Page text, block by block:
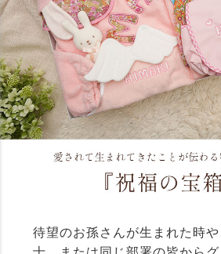
待望のお孫さんが生まれた時